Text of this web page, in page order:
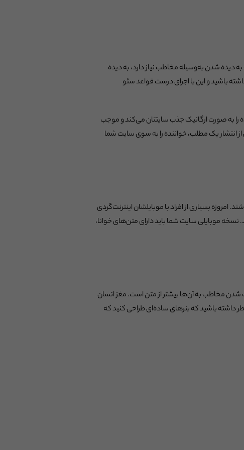
دیده شدن به‌وسیله مخاطب نیاز دارد، به دیده
باشید و این با اجرای درست قواعد سئو
را به صورت ارگانیک جذب سایتتان می‌کند و موجب
یک مطلب، خواننده را به سوی سایت شما
امروزه بسیاری از افراد با موبایلشان اینترنت‌گردی
نسخه موبایلی سایت شما باید دارای متن‌های خوانا،
شدن مخاطب به آن‌ها بیشتر از متن است. مغز انسان
داشته باشید که بنرهای ساده‌ای طراحی کنید که